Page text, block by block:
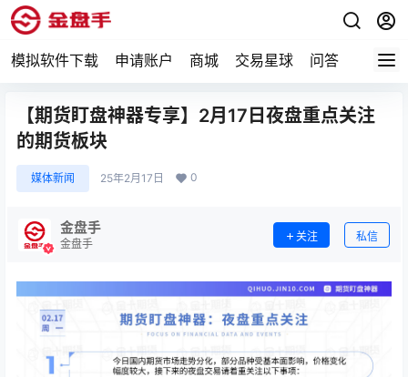
模拟软件下载 申请账户 商城 交易星球 问答 专题
【期货盯盘神器专享】2月17日夜盘重点关注
的期货板块
媒体新闻 25年2月17日 0
金盘手
金盘手
关注 私信